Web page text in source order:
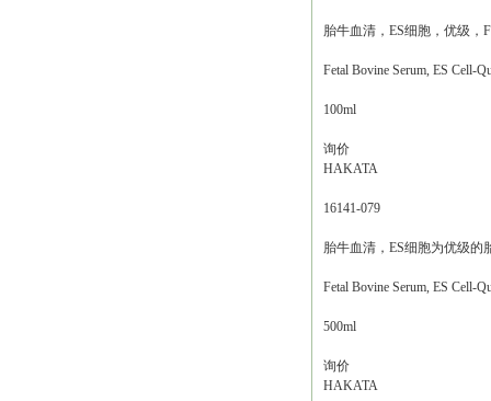
胎牛血清，ES细胞，优级，
Fetal Bovine Serum, ES Cell-
100ml
询价
HAKATA
16141-079
胎牛血清，ES细胞为优级的
Fetal Bovine Serum, ES Cell-
500ml
询价
HAKATA